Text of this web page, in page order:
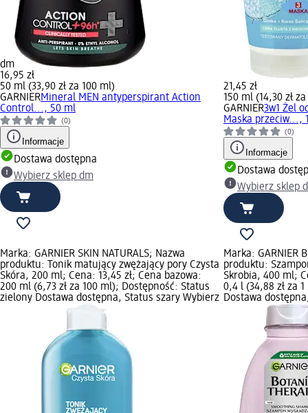
dm
16,95 zł
50 ml (33,90 zł za 100 ml)
GARNIERMineral MEN antyperspirant Action
Control..., 50 ml
(0)
Informacje
Dostawa dostępna
Wybierz sklep dm
21,45 zł
150 ml (14,30 zł
GARNIER3w1 Żel
Maska przeciw...,
(0)
Informacje
Dostawa
Wybierz sklep
Marka: GARNIER SKIN NATURALS; Nazwa
produktu: Tonik matujący zwężający pory Czysta
Skóra, 200 ml; Cena: 13,45 zł; Cena bazowa:
200 ml (6,73 zł za 100 ml); Dostępność: Status
zielony Dostawa dostępna, Status szary Wybierz
Marka: GARNIER
produktu:
Skrobia, 400 ml;
0,4 l (34,88 zł za
Dostawa